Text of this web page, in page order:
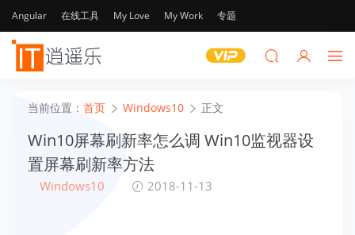
Angular 在线工具 My Love My Work 专题
当前位置： 首页 Windows10 正文
Win10屏幕刷新率怎么调 Win10监视器设
置屏幕刷新率方法
Windows10 2018-11-13